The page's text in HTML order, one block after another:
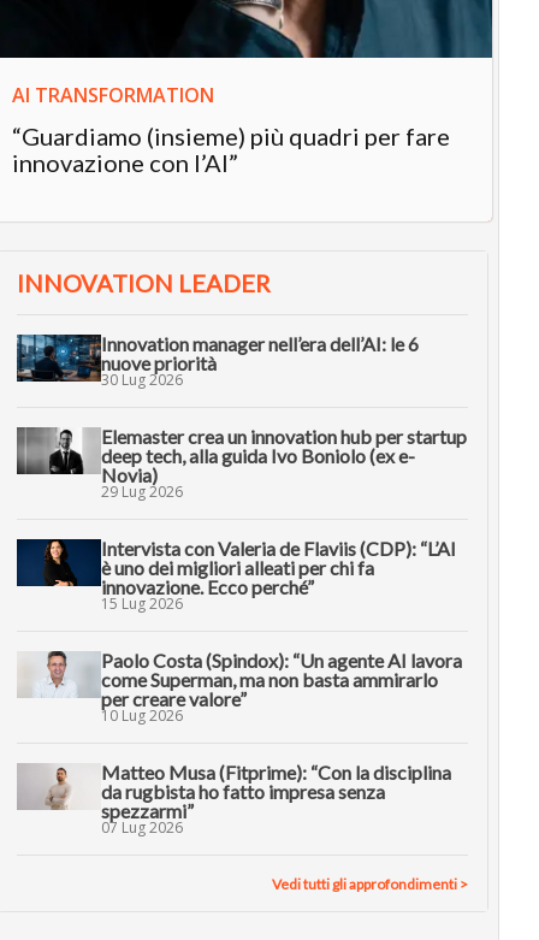
AI TRANSFORMATION
“Guardiamo (insieme) più quadri per fare
innovazione con l’AI”
INNOVATION LEADER
Innovation manager nell’era dell’AI: le 6
nuove priorità
30 Lug 2026
Elemaster crea un innovation hub per startup
deep tech, alla guida Ivo Boniolo (ex e-
Novia)
29 Lug 2026
Intervista con Valeria de Flaviis (CDP): “L’AI
è uno dei migliori alleati per chi fa
innovazione. Ecco perché”
15 Lug 2026
Paolo Costa (Spindox): “Un agente AI lavora
come Superman, ma non basta ammirarlo
per creare valore”
10 Lug 2026
Matteo Musa (Fitprime): “Con la disciplina
da rugbista ho fatto impresa senza
spezzarmi”
07 Lug 2026
Vedi tutti gli approfondimenti >